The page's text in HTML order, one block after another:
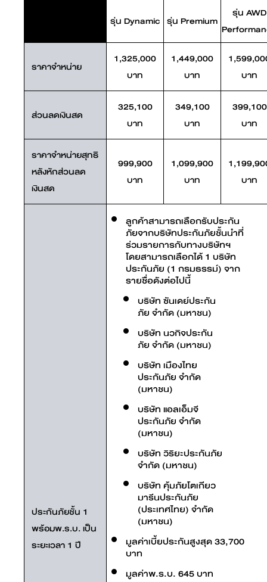
รุ่น Dynamic รุ่น Premium
รุ่น AWD
ราคาจำหน่าย
1,325,000
บาท
1,449,000
บาท
บาท
ส่วนลดเงินสด
325,100
บาท
349,100
บาท
399,100
บาท
ราคาจำหน่ายสุทธิ
หลังหักส่วนลด
เงินสด
999,900
บาท
1,099,900
บาท
บาท
ประกันภัยชั้น 1
พร้อมพ.ร.บ. เป็น
ระยะเวลา 1 ปี
ลูกค้าสามารถเลือกรับประกัน
ภัยจากบริษัทประกันภัยชั้นนำที่
ร่วมรายการกับทางบริษัทฯ
โดยสามารถเลือกได้ 1 บริษัท
ประกันภัย (1 กรมธรรม์) จาก
รายชื่อดังต่อไปนี้
บริษัท ซันเดย์ประกัน
ภัย จำกัด (มหาชน)
บริษัท นวกิจประกัน
ภัย จำกัด (มหาชน)
บริษัท เมืองไทย
ประกันภัย จำกัด
(มหาชน)
บริษัท แอลเอ็มจี
ประกันภัย จำกัด
(มหาชน)
บริษัท วิริยะประกันภัย
จำกัด (มหาชน)
บริษัท คุ้มภัยโตเกียว
มารีนประกันภัย
(ประเทศไทย) จำกัด
(มหาชน)
มูลค่าเบี้ยประกันสูงสุด 33,700
บาท
มูลค่าพ.ร.บ. 645 บาท